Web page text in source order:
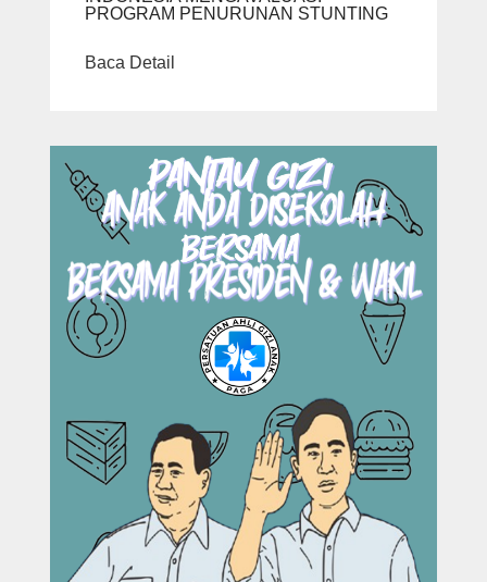
PROGRAM PENURUNAN STUNTING
Baca Detail